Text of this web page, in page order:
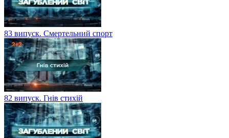
83 випуск. Смертельний спорт
82 випуск. Гнів стихій